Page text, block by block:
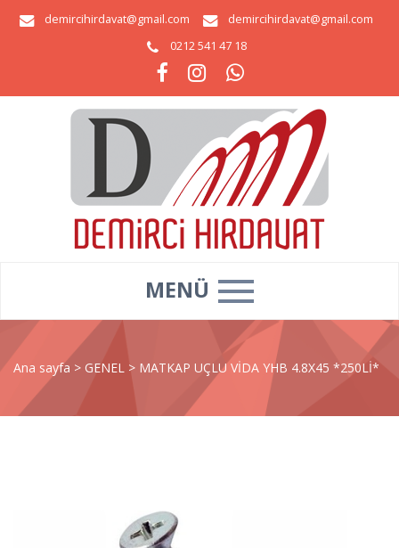
demircihirdavat@gmail.com
demircihirdavat@gmail.com
0212 541 47 18
MENÜ
Ana sayfa > GENEL > MATKAP UÇLU VİDA YHB 4.8X45 *250Lİ*